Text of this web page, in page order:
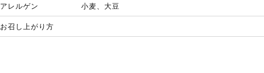
アレルゲン 小麦、大豆
お召し上がり方